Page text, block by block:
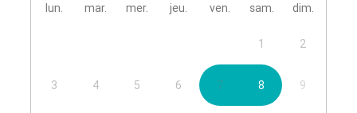
lun. mar. mer. jeu. ven. sam. dim.
1 2
3 4 5 6 7 8 9